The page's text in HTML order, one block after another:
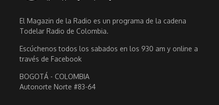
El Magazin de la Radio es un programa de la cadena
Todelar Radio de Colombia.
Escúchenos todos los sabados en los 930 am y online a
través de Facebook
BOGOTÁ - COLOMBIA
Autonorte Norte #83-64